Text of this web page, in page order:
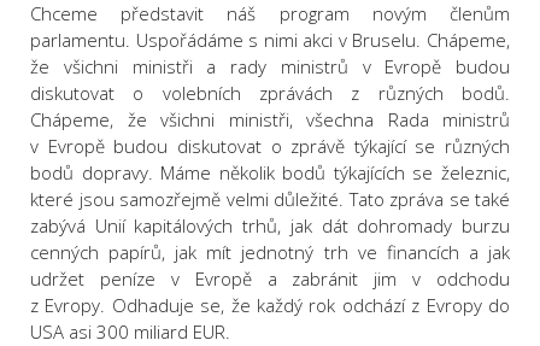
Chceme představit náš program novým členům
parlamentu. Uspořádáme s nimi akci v Bruselu. Chápeme,
že všichni ministři a rady ministrů v Evropě budou
diskutovat o volebních zprávách z různých bodů.
Chápeme, že všichni ministři, všechna Rada ministrů
v Evropě budou diskutovat o zprávě týkající se různých
bodů dopravy. Máme několik bodů týkajících se železnic,
které jsou samozřejmě velmi důležité. Tato zpráva se také
zabývá Unií kapitálových trhů, jak dát dohromady burzu
cenných papírů, jak mít jednotný trh ve financích a jak
udržet peníze v Evropě a zabránit jim v odchodu
z Evropy. Odhaduje se, že každý rok odchází z Evropy do
USA asi 300 miliard EUR.